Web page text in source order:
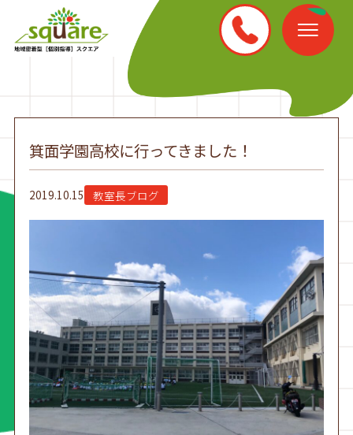
箕面学園高校に行ってきました！
2019.10.15 教室長ブログ